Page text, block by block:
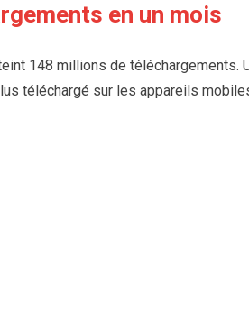
en un mois
148 millions de téléchargements.
téléchargé sur les appareils